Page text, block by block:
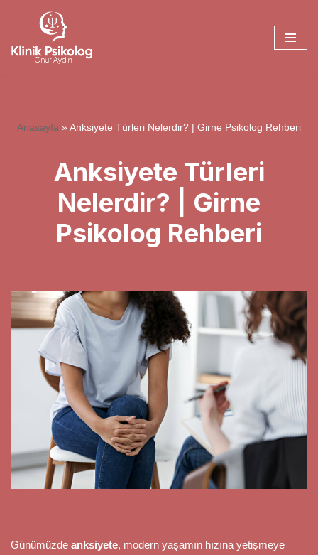
geç
Anasayfa » Anksiyete Türleri Nelerdir? | Girne Psikolog Rehberi
Anksiyete Türleri
Nelerdir? | Girne
Psikolog Rehberi
Günümüzde anksiyete, modern yaşamın hızına yetişmeye